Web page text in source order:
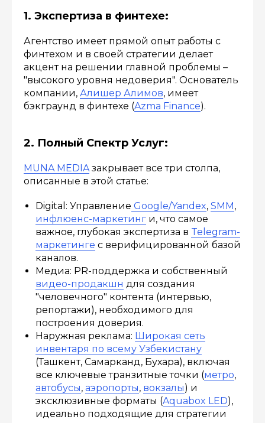
1. Экспертиза в финтехе:
Агентство имеет прямой опыт работы с
финтехом и в своей стратегии делает
акцент на решении главной проблемы –
"высокого уровня недоверия". Основатель
компании, Алишер Алимов, имеет
бэкграунд в финтехе (Azma Finance).
2. Полный Спектр Услуг:
MUNA MEDIAзакрывает все три столпа,
описанные в этой статье:
Digital: Управление Google/Yandex, SMM,
инфлюенс-маркетинг и, что самое
важное, глубокая экспертиза в Telegram-
маркетинге с верифицированной базой
каналов.
Медиа: PR-поддержка и собственный
видео-продакшн для создания
"человечного" контента (интервью,
репортажи), необходимого для
построения доверия.
Наружная реклама: Широкая сеть
инвентаря по всему Узбекистану
(Ташкент, Самарканд, Бухара), включая
все ключевые транзитные точки (метро,
автобусы, аэропорты, вокзалы) и
эксклюзивные форматы (Aquabox LED),
идеально подходящие для стратегии